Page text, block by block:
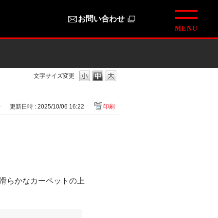
お問い合わせ
文字サイズ変更
更新日時 : 2025/10/06 16:22 印刷
らかなカーペットの上